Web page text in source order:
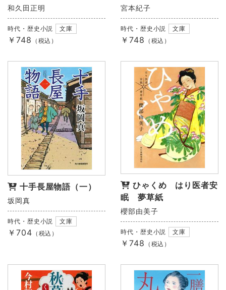
和久田正明
時代・歴史小説 文庫
￥748 （税込）
宮本紀子
時代・歴史小説 文庫
￥748 （税込）
十手長屋物語（一）
坂岡真
時代・歴史小説 文庫
￥704 （税込）
ひゃくめ はり医者安
眠 夢草紙
櫻部由美子
時代・歴史小説 文庫
￥748 （税込）